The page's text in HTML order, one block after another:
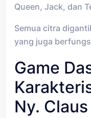
Queen, Jack, dan
Semua citra
yang juga
Game
Ny. Claus